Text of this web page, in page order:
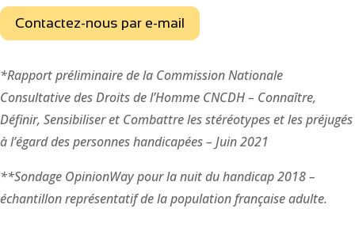
Contactez-nous par e-mail
*Rapport préliminaire de la Commission Nationale
Consultative des Droits de l’Homme CNCDH – Connaître,
Définir, Sensibiliser et Combattre les stéréotypes et les préjugés
à l’égard des personnes handicapées – Juin 2021
**Sondage OpinionWay pour la nuit du handicap 2018 –
échantillon représentatif de la population française adulte.